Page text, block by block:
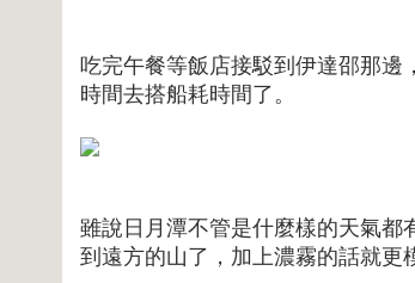
吃完午餐等飯店接駁到伊達邵那邊
時間去搭船耗時間了。
雖說日月潭不管是什麼樣的天氣都
到遠方的山了，加上濃霧的話就更